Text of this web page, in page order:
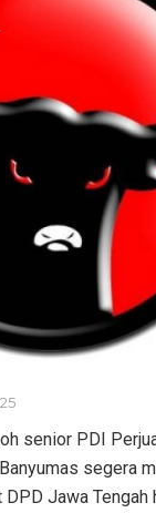
senior PDI
segera
Jawa Tengah